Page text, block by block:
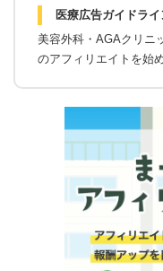
医療広告ガイドラ
美容外科・AGAクリニ
のアフィリエイトを始